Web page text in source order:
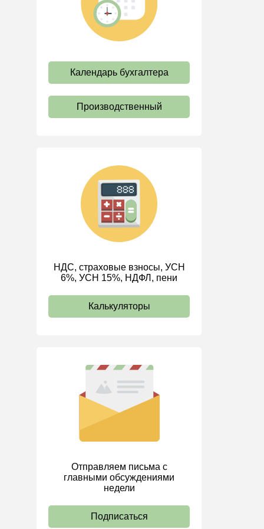
труда
Отпуск и время отдыха
Ответственность и
взыскания
Пенсии
должностные инструкции
Трудовые книжки
Кадровые документы и
образцы
Персональные данные
ИП
Календарь бухгалтера
Производственный
НДС, страховые взносы, УСН
6%, УСН 15%, НДФЛ, пени
Калькуляторы
Отправляем письма с
главными обсуждениями
недели
Подписаться